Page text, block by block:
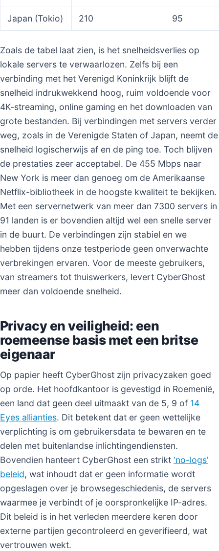
Japan (Tokio) 210 95
Zoals de tabel laat zien, is het snelheidsverlies op
lokale servers te verwaarlozen. Zelfs bij een
verbinding met het Verenigd Koninkrijk blijft de
snelheid indrukwekkend hoog, ruim voldoende voor
4K-streaming, online gaming en het downloaden van
grote bestanden. Bij verbindingen met servers verder
weg, zoals in de Verenigde Staten of Japan, neemt de
snelheid logischerwijs af en de ping toe. Toch blijven
de prestaties zeer acceptabel. De 455 Mbps naar
New York is meer dan genoeg om de Amerikaanse
Netflix-bibliotheek in de hoogste kwaliteit te bekijken.
Met een servernetwerk van meer dan 7300 servers in
91 landen is er bovendien altijd wel een snelle server
in de buurt. De verbindingen zijn stabiel en we
hebben tijdens onze testperiode geen onverwachte
verbrekingen ervaren. Voor de meeste gebruikers,
van streamers tot thuiswerkers, levert CyberGhost
meer dan voldoende snelheid.
Privacy en veiligheid: een
roemeense basis met een britse
eigenaar
Op papier heeft CyberGhost zijn privacyzaken goed
op orde. Het hoofdkantoor is gevestigd in Roemenië,
een land dat geen deel uitmaakt van de 5, 9 of 14
Eyes allianties. Dit betekent dat er geen wettelijke
verplichting is om gebruikersdata te bewaren en te
delen met buitenlandse inlichtingendiensten.
Bovendien hanteert CyberGhost een strikt ‘no-logs’
beleid, wat inhoudt dat er geen informatie wordt
opgeslagen over je browsegeschiedenis, de servers
waarmee je verbindt of je oorspronkelijke IP-adres.
Dit beleid is in het verleden meerdere keren door
externe partijen gecontroleerd en geverifieerd, wat
vertrouwen wekt.